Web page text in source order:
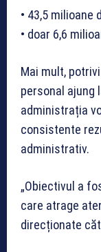
• 43,5
• doar 6,6
Mai mult,
personal ajung
administrația
consistente
administrativ.
„Obiectivul a
care atrage
direcționate